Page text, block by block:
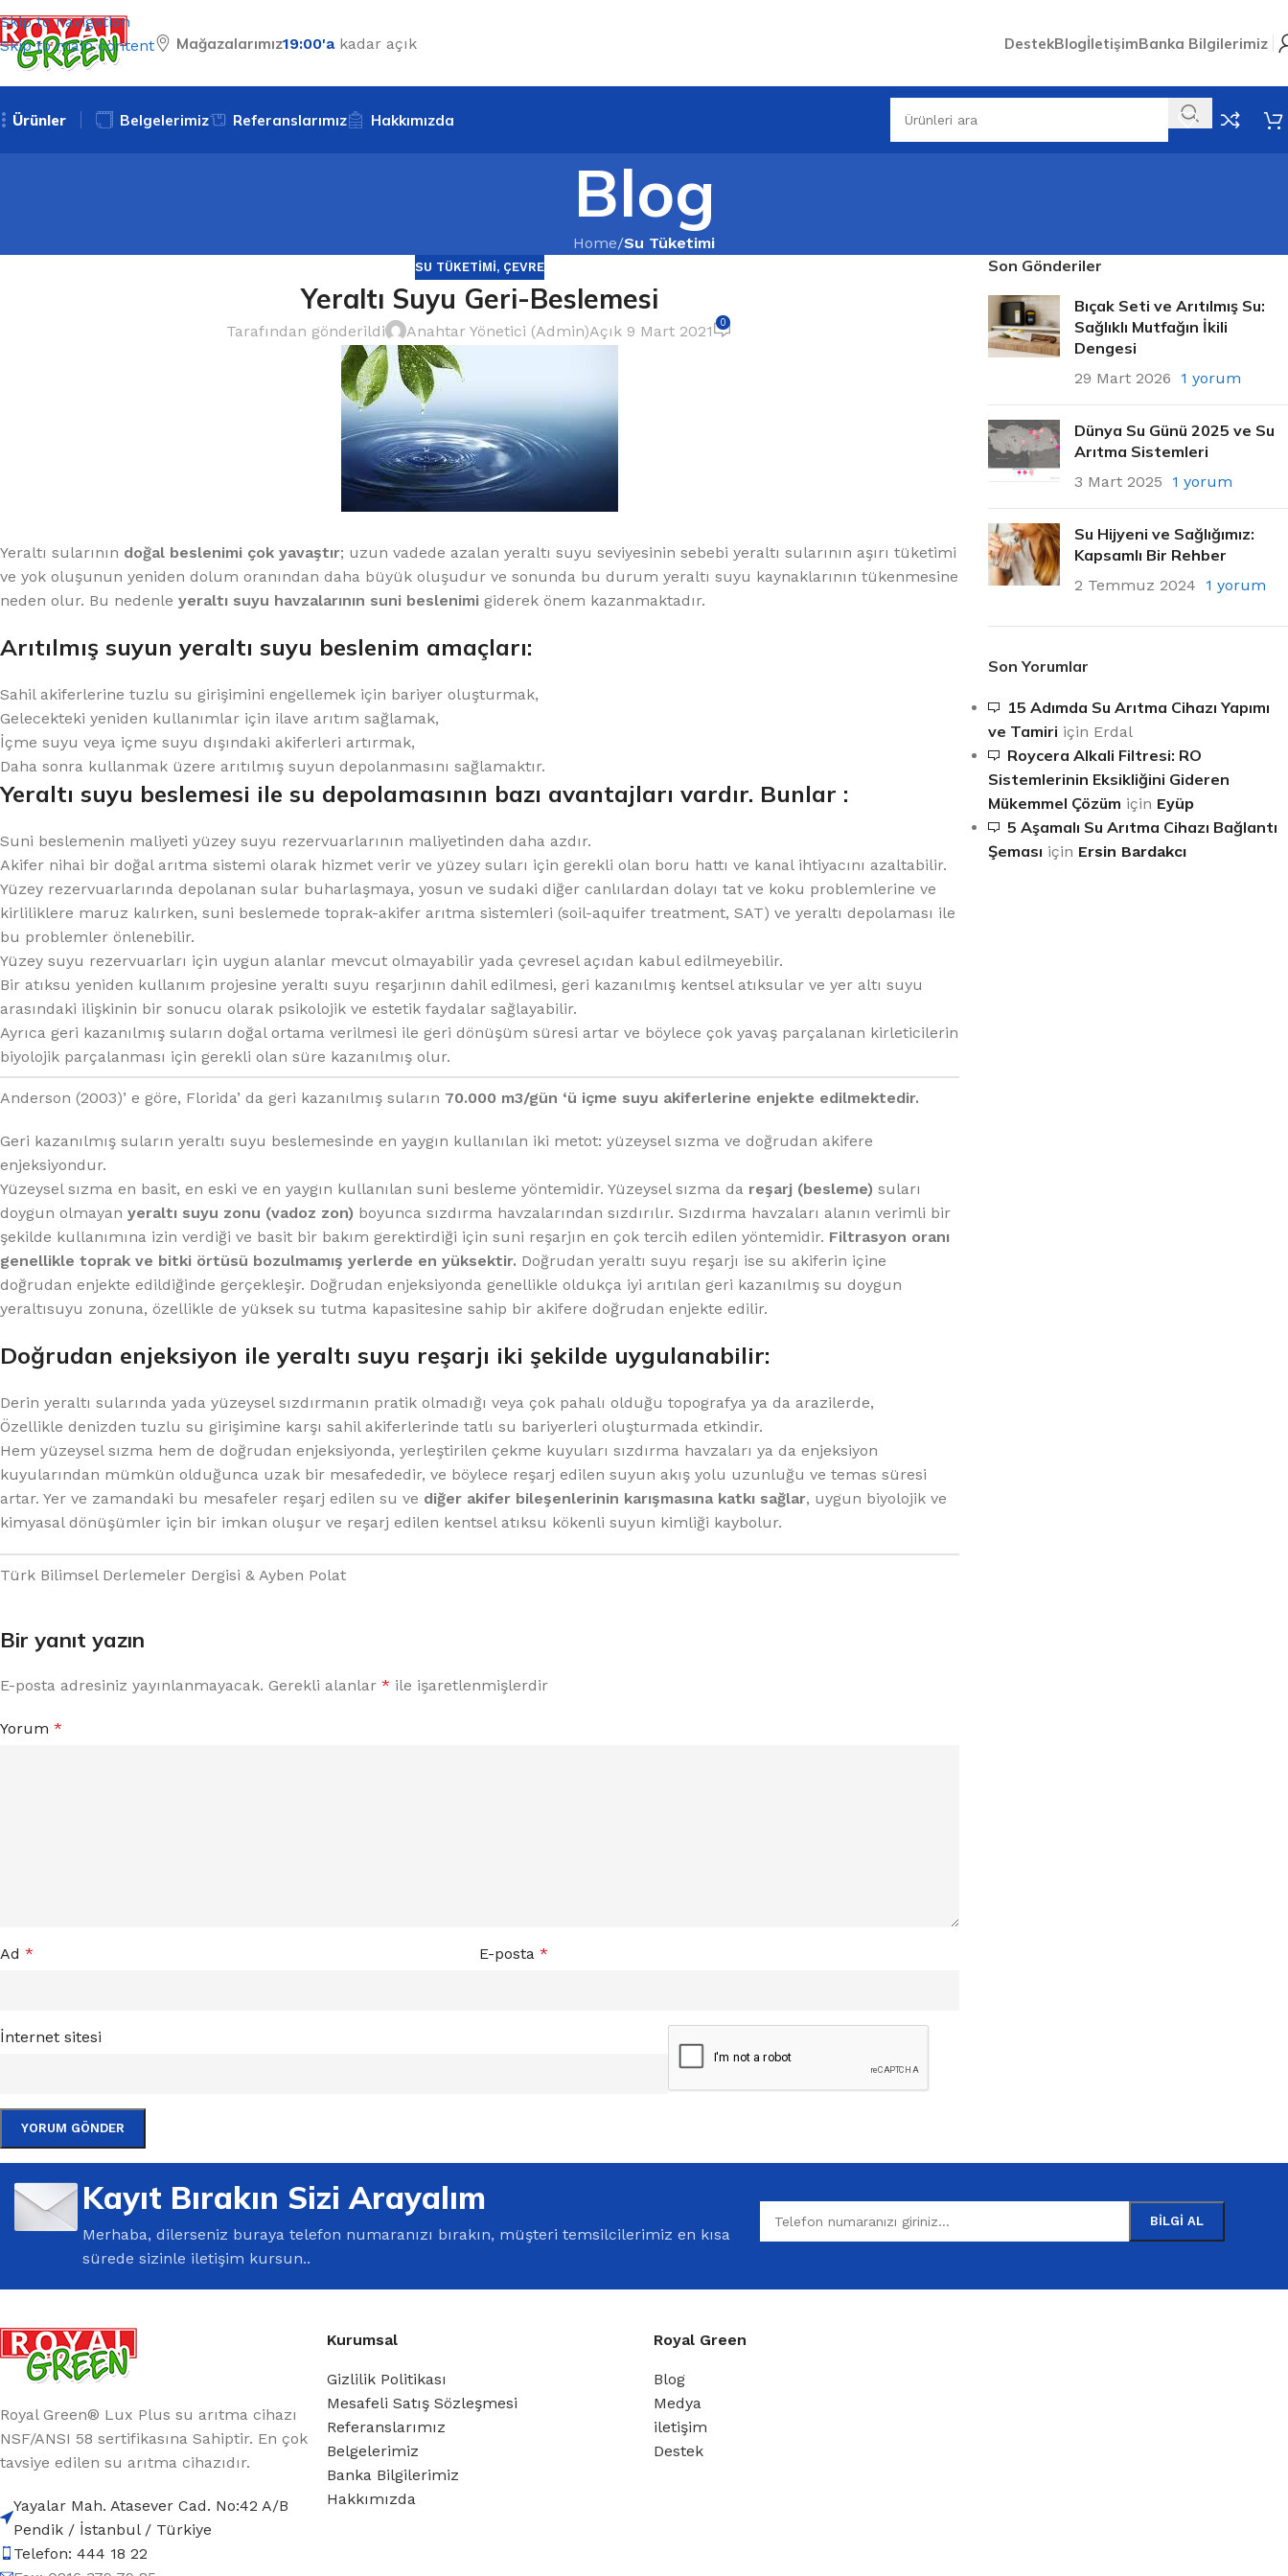
Skip to navigation
Skip to main content
Mağazalarımız19:00'a kadar açık DestekBlogİletişimBanka Bilgilerimiz
Ürünler
Lux Plus Serisi
Ev tipi su arıtma cihazları
%10 INDIRIM
Softlime Serisi
Evtipi su arıtma cihazları
%10 INDIRIM
Picasso Su Arıtma
%10 INDIRIM
Belgelerimiz Referanslarımız Hakkımızda
Blog
Home/Su Tüketimi
SU TÜKETIMI, ÇEVRE
Yeraltı Suyu Geri-Beslemesi
Tarafından gönderildi Anahtar Yönetici (Admin)Açık 9 Mart 2021 0
Yeraltı sularının doğal beslenimi çok yavaştır; uzun vadede azalan yeraltı suyu seviyesinin sebebi yeraltı sularının aşırı tüketimi
ve yok oluşunun yeniden dolum oranından daha büyük oluşudur ve sonunda bu durum yeraltı suyu kaynaklarının tükenmesine
neden olur. Bu nedenle yeraltı suyu havzalarının suni beslenimi giderek önem kazanmaktadır.
Arıtılmış suyun yeraltı suyu beslenim amaçları:
Sahil akiferlerine tuzlu su girişimini engellemek için bariyer oluşturmak,
Gelecekteki yeniden kullanımlar için ilave arıtım sağlamak,
İçme suyu veya içme suyu dışındaki akiferleri artırmak,
Daha sonra kullanmak üzere arıtılmış suyun depolanmasını sağlamaktır.
Yeraltı suyu beslemesi ile su depolamasının bazı avantajları vardır. Bunlar :
Suni beslemenin maliyeti yüzey suyu rezervuarlarının maliyetinden daha azdır.
Akifer nihai bir doğal arıtma sistemi olarak hizmet verir ve yüzey suları için gerekli olan boru hattı ve kanal ihtiyacını azaltabilir.
Yüzey rezervuarlarında depolanan sular buharlaşmaya, yosun ve sudaki diğer canlılardan dolayı tat ve koku problemlerine ve
kirliliklere maruz kalırken, suni beslemede toprak-akifer arıtma sistemleri (soil-aquifer treatment, SAT) ve yeraltı depolaması ile
bu problemler önlenebilir.
Yüzey suyu rezervuarları için uygun alanlar mevcut olmayabilir yada çevresel açıdan kabul edilmeyebilir.
Bir atıksu yeniden kullanım projesine yeraltı suyu reşarjının dahil edilmesi, geri kazanılmış kentsel atıksular ve yer altı suyu
arasındaki ilişkinin bir sonucu olarak psikolojik ve estetik faydalar sağlayabilir.
Ayrıca geri kazanılmış suların doğal ortama verilmesi ile geri dönüşüm süresi artar ve böylece çok yavaş parçalanan kirleticilerin
biyolojik parçalanması için gerekli olan süre kazanılmış olur.
Anderson (2003)’ e göre, Florida’ da geri kazanılmış suların 70.000 m3/gün ‘ü içme suyu akiferlerine enjekte edilmektedir.
Geri kazanılmış suların yeraltı suyu beslemesinde en yaygın kullanılan iki metot: yüzeysel sızma ve doğrudan akifere
enjeksiyondur.
Yüzeysel sızma en basit, en eski ve en yaygın kullanılan suni besleme yöntemidir. Yüzeysel sızma da reşarj (besleme) suları
doygun olmayan yeraltı suyu zonu (vadoz zon) boyunca sızdırma havzalarından sızdırılır. Sızdırma havzaları alanın verimli bir
şekilde kullanımına izin verdiği ve basit bir bakım gerektirdiği için suni reşarjın en çok tercih edilen yöntemidir. Filtrasyon oranı
genellikle toprak ve bitki örtüsü bozulmamış yerlerde en yüksektir. Doğrudan yeraltı suyu reşarjı ise su akiferin içine
doğrudan enjekte edildiğinde gerçekleşir. Doğrudan enjeksiyonda genellikle oldukça iyi arıtılan geri kazanılmış su doygun
yeraltısuyu zonuna, özellikle de yüksek su tutma kapasitesine sahip bir akifere doğrudan enjekte edilir.
Doğrudan enjeksiyon ile yeraltı suyu reşarjı iki şekilde uygulanabilir:
Derin yeraltı sularında yada yüzeysel sızdırmanın pratik olmadığı veya çok pahalı olduğu topografya ya da arazilerde,
Özellikle denizden tuzlu su girişimine karşı sahil akiferlerinde tatlı su bariyerleri oluşturmada etkindir.
Hem yüzeysel sızma hem de doğrudan enjeksiyonda, yerleştirilen çekme kuyuları sızdırma havzaları ya da enjeksiyon
kuyularından mümkün olduğunca uzak bir mesafededir, ve böylece reşarj edilen suyun akış yolu uzunluğu ve temas süresi
artar. Yer ve zamandaki bu mesafeler reşarj edilen su ve diğer akifer bileşenlerinin karışmasına katkı sağlar, uygun biyolojik ve
kimyasal dönüşümler için bir imkan oluşur ve reşarj edilen kentsel atıksu kökenli suyun kimliği kaybolur.
Türk Bilimsel Derlemeler Dergisi & Ayben Polat
Bir yanıt yazın
E-posta adresiniz yayınlanmayacak. Gerekli alanlar * ile işaretlenmişlerdir
Yorum *
Ad * E-posta*
İnternet sitesi
Son Gönderiler
Bıçak Seti ve Arıtılmış Su:
Sağlıklı Mutfağın İkili
Dengesi
29 Mart 2026 1 yorum
Dünya Su Günü 2025 ve Su
Arıtma Sistemleri
3 Mart 2025 1 yorum
Su Hijyeni ve Sağlığımız:
Kapsamlı Bir Rehber
2 Temmuz 2024 1 yorum
Son Yorumlar
15 Adımda Su Arıtma Cihazı Yapımı
ve Tamiri için Erdal
Roycera Alkali Filtresi: RO
Sistemlerinin Eksikliğini Gideren
Mükemmel Çözüm için Eyüp
5 Aşamalı Su Arıtma Cihazı Bağlantı
Şeması için Ersin Bardakcı
Kayıt Bırakın Sizi Arayalım
Merhaba, dilerseniz buraya telefon numaranızı bırakın, müşteri temsilcilerimiz en kısa
sürede sizinle iletişim kursun..
Royal Green® Lux Plus su arıtma cihazı
NSF/ANSI 58 sertifikasına Sahiptir. En çok
tavsiye edilen su arıtma cihazıdır.
Yayalar Mah. Atasever Cad. No:42 A/B
Pendik / İstanbul / Türkiye
Telefon: 444 18 22
Kurumsal
Gizlilik Politikası
Mesafeli Satış Sözleşmesi
Referanslarımız
Belgelerimiz
Banka Bilgilerimiz
Hakkımızda
Royal Green
Blog
Medya
iletişim
Destek